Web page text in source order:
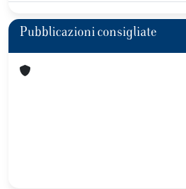
Pubblicazioni consigliate